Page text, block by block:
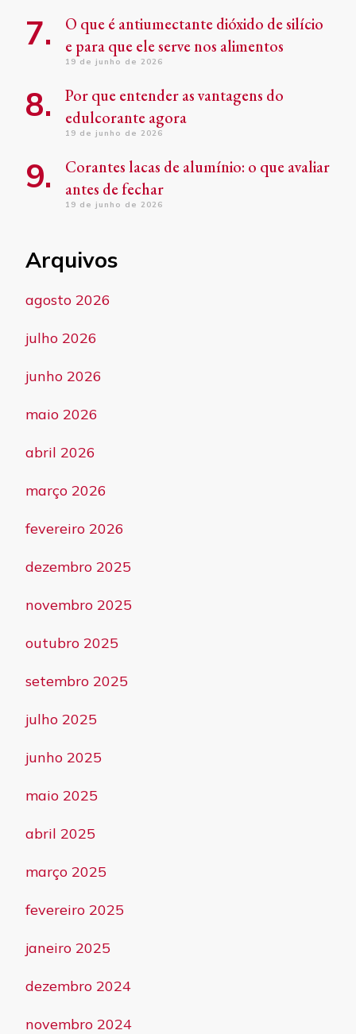
O que é antiumectante dióxido de silício
e para que ele serve nos alimentos
19 de junho de 2026
Por que entender as vantagens do
edulcorante agora
19 de junho de 2026
Corantes lacas de alumínio: o que avaliar
antes de fechar
19 de junho de 2026
Arquivos
agosto 2026
julho 2026
junho 2026
maio 2026
abril 2026
março 2026
fevereiro 2026
dezembro 2025
novembro 2025
outubro 2025
setembro 2025
julho 2025
junho 2025
maio 2025
abril 2025
março 2025
fevereiro 2025
janeiro 2025
dezembro 2024
novembro 2024